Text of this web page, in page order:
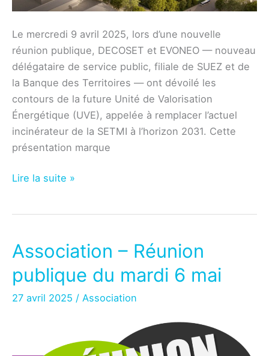
Le mercredi 9 avril 2025, lors d’une nouvelle
réunion publique, DECOSET et EVONEO — nouveau
délégataire de service public, filiale de SUEZ et de
la Banque des Territoires — ont dévoilé les
contours de la future Unité de Valorisation
Énergétique (UVE), appelée à remplacer l’actuel
incinérateur de la SETMI à l’horizon 2031. Cette
présentation marque
Environnement
futur
incinérateur
Lire la suite »
Association – Réunion
publique du mardi 6 mai
27 avril 2025 / Association